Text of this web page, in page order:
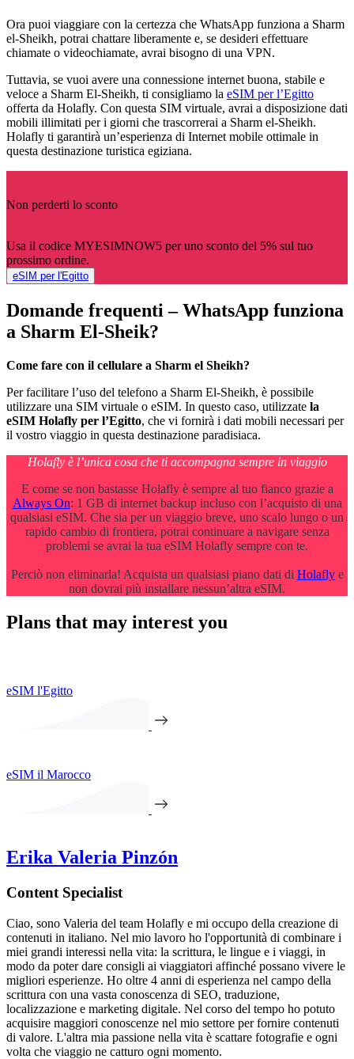
Ora puoi viaggiare con la certezza che WhatsApp funziona a Sharm
el-Sheikh, potrai chattare liberamente e, se desideri effettuare
chiamate o videochiamate, avrai bisogno di una VPN.
Tuttavia, se vuoi avere una connessione internet buona, stabile e
veloce a Sharm El-Sheikh, ti consigliamo la eSIM per l’Egitto
offerta da Holafly. Con questa SIM virtuale, avrai a disposizione dati
mobili illimitati per i giorni che trascorrerai a Sharm el-Sheikh.
Holafly ti garantirà un’esperienza di Internet mobile ottimale in
questa destinazione turistica egiziana.
Non perderti lo sconto
Usa il codice MYESIMNOW5 per uno sconto del 5% sul tuo
prossimo ordine.
eSIM per l'Egitto
Domande frequenti – WhatsApp funziona
a Sharm El-Sheik?
Come fare con il cellulare a Sharm el Sheikh?
Per facilitare l’uso del telefono a Sharm El-Sheikh, è possibile
utilizzare una SIM virtuale o eSIM. In questo caso, utilizzate la
eSIM Holafly per l’Egitto, che vi fornirà i dati mobili necessari per
il vostro viaggio in questa destinazione paradisiaca.
Holafly è l’unica cosa che ti accompagna sempre in viaggio
E come se non bastasse Holafly è sempre al tuo fianco grazie a
Always On: 1 GB di internet backup incluso con l’acquisto di una
qualsiasi eSIM. Che sia per un viaggio breve, uno scalo lungo o un
rapido cambio di frontiera, potrai continuare a navigare senza
problemi se avrai la tua eSIM Holafly sempre con te.
Perciò non eliminarla! Acquista un qualsiasi piano dati di Holaflye
non dovrai più installare nessun’altra eSIM.
Plans that may interest you
eSIM l'Egitto
eSIM il Marocco
Erika Valeria Pinzón
Content Specialist
Ciao, sono Valeria del team Holafly e mi occupo della creazione di
contenuti in italiano. Nel mio lavoro ho l'opportunità di combinare i
miei grandi interessi nella vita: la scrittura, le lingue e i viaggi, in
modo da poter dare consigli ai viaggiatori affinché possano vivere le
migliori esperienze. Ho oltre 4 anni di esperienza nel campo della
scrittura con una vasta conoscenza di SEO, traduzione,
localizzazione e marketing digitale. Nel corso del tempo ho potuto
acquisire maggiori conoscenze nel mio settore per fornire contenuti
di valore. L'altra mia passione nella vita è scattare fotografie e ogni
volta che viaggio ne catturo ogni momento.